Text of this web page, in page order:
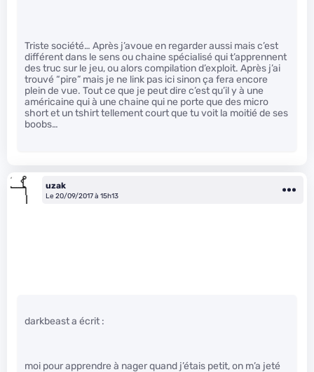
Triste société… Après j’avoue en regarder aussi mais c’est
différent dans le sens ou chaine spécialisé qui t’apprennent
des truc sur le jeu, ou alors compilation d’exploit. Après j’ai
trouvé “pire” mais je ne link pas ici sinon ça fera encore
plein de vue. Tout ce que je peut dire c’est qu’il y à une
américaine qui à une chaine qui ne porte que des micro
short et un tshirt tellement court que tu voit la moitié de ses
boobs…
uzak
Le 20/09/2017 à 15h13
darkbeast a écrit :
moi pour apprendre à nager quand j’étais petit, on m’a jeté